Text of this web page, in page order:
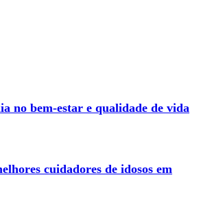
no bem-estar e qualidade de vida
cuidadores de idosos em